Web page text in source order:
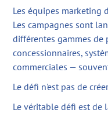
Les équipes marketing
Les campagnes sont
différentes gammes de
concessionnaires,
commerciales —
Le défi n'est pas de
Le véritable défi est de